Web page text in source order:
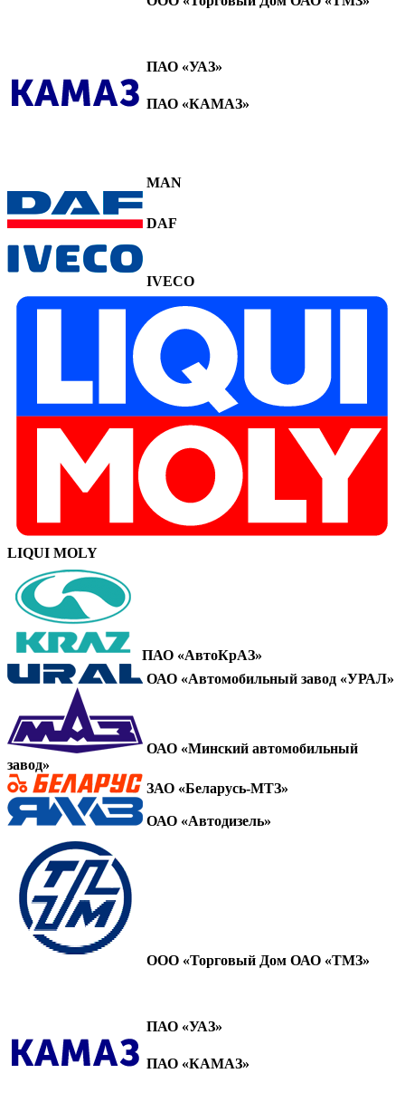
ПАО «УАЗ»
ПАО «КАМАЗ»
MAN
DAF
IVECO
LIQUI MOLY
ПАО «АвтоКрАЗ»
ОАО «Автомобильный завод «УРАЛ»
ОАО «Минский автомобильный
завод»
ЗАО «Беларусь-МТЗ»
ОАО «Автодизель»
ООО «Торговый Дом ОАО «ТМЗ»
ПАО «УАЗ»
ПАО «КАМАЗ»